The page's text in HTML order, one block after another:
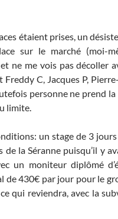
étaient prises, un
sur le marché (moi-
ne me vois pas décoller
C, Jacques P,
personne ne prend la
limite.
un stage de 3
de la Séranne puisqu’il y
un moniteur diplômé
de 430€ par jour pour le
qui reviendra, avec la